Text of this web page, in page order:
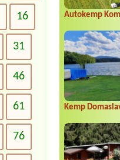
Autokemp
Kemp
16
31
46
61
76